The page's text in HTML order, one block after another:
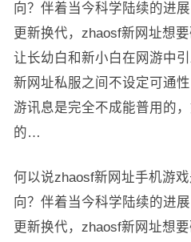
向？伴着当今科学陆续的进
更新换代，zhaosf新网址想
让长幼白和新小白在网游中
新网址私服之间不设定可通
游讯息是完全不成能普用的
的…
何以说zhaosf新网址手机游
向？伴着当今科学陆续的进
更新换代，zhaosf新网址想